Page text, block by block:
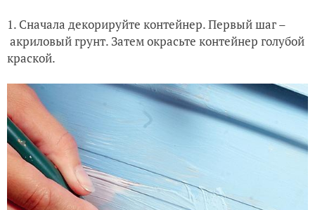
1. Сначала декорируйте контейнер. Первый шаг –
акриловый грунт. Затем окрасьте контейнер голубой
краской.